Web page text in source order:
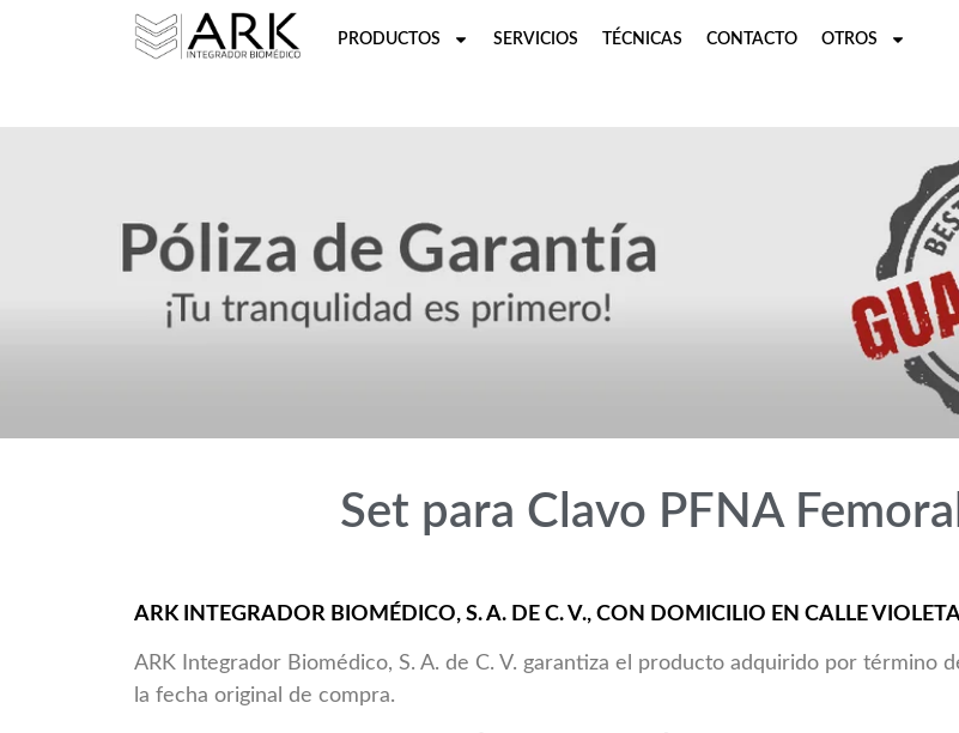
PRODUCTOS SERVICIOS TÉCNICAS CONTACTO OTROS
Set para Clavo PFNA
ARK INTEGRADOR BIOMÉDICO, S. A. DE C. V., CON DOMICILIO EN CALLE
ARK Integrador Biomédico, S. A. de C. V. garantiza el producto adquirido por
la fecha original de compra.